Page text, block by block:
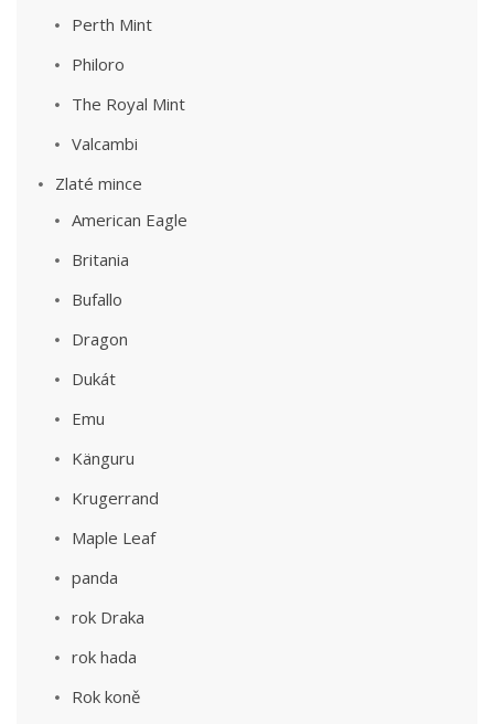
Perth Mint
Philoro
The Royal Mint
Valcambi
Zlaté mince
American Eagle
Britania
Bufallo
Dragon
Dukát
Emu
Känguru
Krugerrand
Maple Leaf
panda
rok Draka
rok hada
Rok koně